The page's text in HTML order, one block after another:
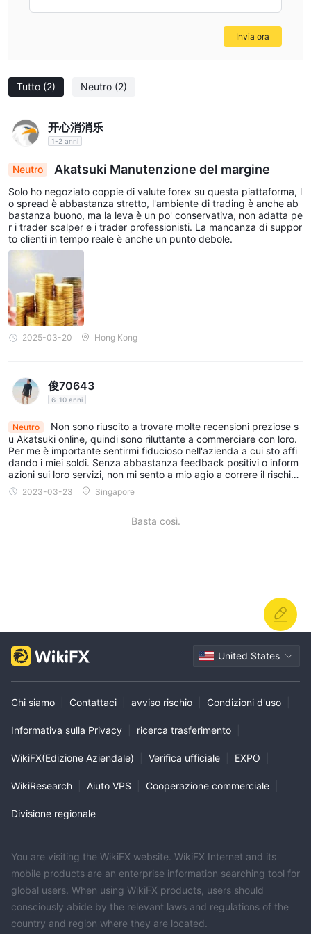
Tutto (2) Neutro (2)
开心消消乐
1-2 anni
Neutro Akatsuki Manutenzione del margine
Solo ho negoziato coppie di valute forex su questa piattaforma, l
o spread è abbastanza stretto, l'ambiente di trading è anche ab
bastanza buono, ma la leva è un po' conservativa, non adatta pe
r i trader scalper e i trader professionisti. La mancanza di suppor
to clienti in tempo reale è anche un punto debole.
2025-03-20 Hong Kong
俊70643
6-10 anni
Neutro
Non sono riuscito a trovare molte recensioni preziose s
u Akatsuki online, quindi sono riluttante a commerciare con loro.
Per me è importante sentirmi fiducioso nell'azienda a cui sto affi
dando i miei soldi. Senza abbastanza feedback positivi o inform
azioni sui loro servizi, non mi sento a mio agio a correre il rischio.
Spero che in futuro Akatsuki fornisca maggiore trasparenza e st
abilisca una reputazione più forte all'interno del settore.
2023-03-23 Singapore
Basta così.
Invia ora
United States
Chi siamo Contattaci avviso rischio Condizioni d'uso
Informativa sulla Privacy ricerca trasferimento
WikiFX(Edizione Aziendale) Verifica ufficiale EXPO
WikiResearch Aiuto VPS Cooperazione commerciale
Divisione regionale
You are visiting the WikiFX website. WikiFX Internet and its
mobile products are an enterprise information searching tool for
global users. When using WikiFX products, users should
consciously abide by the relevant laws and regulations of the
country and region where they are located.